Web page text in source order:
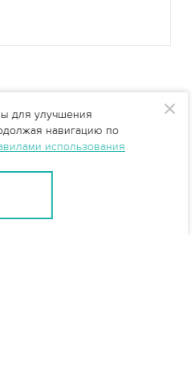
для улучшения
навигацию по
использования